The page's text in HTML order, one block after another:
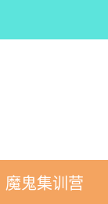
魔鬼集训营